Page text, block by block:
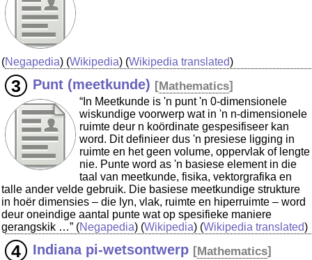
(Negapedia) (Wikipedia) (Wikipedia translated)
Punt (meetkunde) [Mathematics]
“In Meetkunde is 'n punt 'n 0-dimensionele
wiskundige voorwerp wat in 'n n-dimensionele
ruimte deur n koördinate gespesifiseer kan
word. Dit definieer dus 'n presiese ligging in
ruimte en het geen volume, oppervlak of lengte
nie. Punte word as 'n basiese element in die
taal van meetkunde, fisika, vektorgrafika en
talle ander velde gebruik. Die basiese meetkundige strukture
in hoër dimensies – die lyn, vlak, ruimte en hiperruimte – word
deur oneindige aantal punte wat op spesifieke maniere
gerangskik …” (Negapedia) (Wikipedia) (Wikipedia translated)
Indiana pi-wetsontwerp [Mathematics]